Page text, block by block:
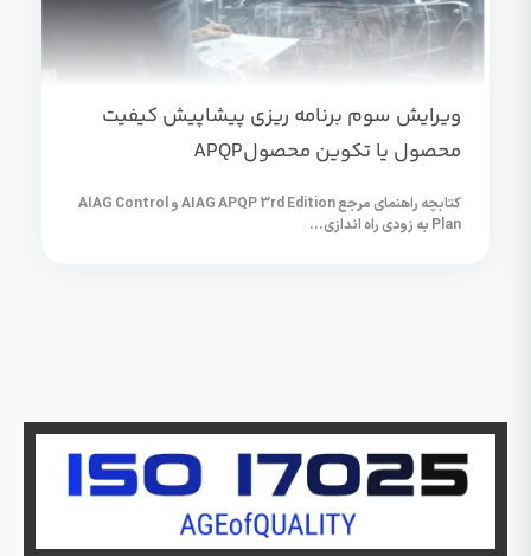
ویرایش سوم برنامه ریزی پیشاپیش کیفیت
محصول یا تکوین محصولAPQP
کتابچه راهنمای مرجع AIAG APQP 3rd Edition و AIAG Control
Plan به زودی راه اندازی...